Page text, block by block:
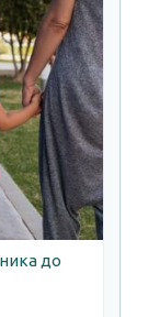
до